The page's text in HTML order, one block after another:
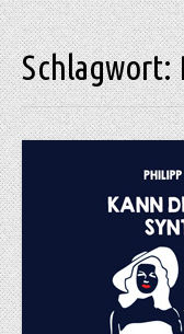
Schlagwort: